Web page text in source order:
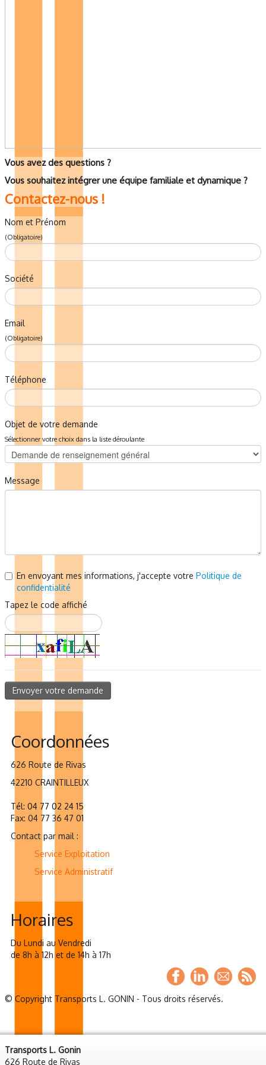
Vous avez des questions ?
Vous souhaitez intégrer une équipe familiale et dynamique ?
Contactez-nous !
Nom et Prénom
(Obligatoire)
Société
Email
(Obligatoire)
Téléphone
Objet de votre demande
Sélectionner votre choix dans la liste déroulante
Message
En envoyant mes informations, j'accepte votre Politique de
confidentialité
Tapez le code affiché
Envoyer votre demande
Coordonnées
626 Route de Rivas
42210 CRAINTILLEUX
Tél: 04 77 02 24 15
Fax: 04 77 36 47 01
Contact par mail :
Service Exploitation
Service Administratif
Horaires
Du Lundi au Vendredi
de 8h à 12h et de 14h à 17h
© Copyright Transports L. GONIN - Tous droits réservés.
Transports L. Gonin
626 Route de Rivas